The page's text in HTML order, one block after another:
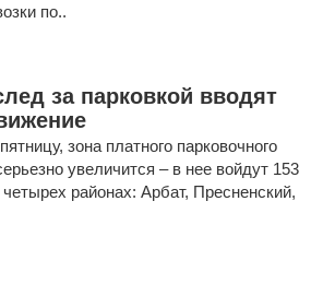
по..
за парковкой вводят
зона платного парковочного
увеличится – в нее войдут 153
районах: Арбат, Пресненский,